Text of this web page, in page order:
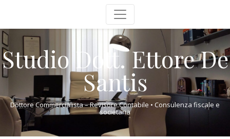
Studio Dott. Ettore De
Santis
Dottore Commercialista – Revisore Contabile • Consulenza fiscale e
societaria